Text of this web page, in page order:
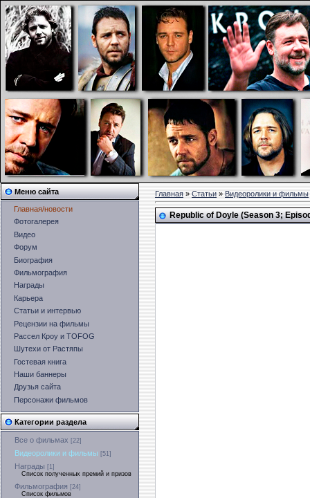
Меню сайта
Главная/новости
Фотогалерея
Видео
Форум
Биография
Фильмография
Награды
Карьера
Статьи и интервью
Рецензии на фильмы
Рассел Кроу и TOFOG
Шутехи от Растяпы
Гостевая книга
Наши баннеры
Друзья сайта
Персонажи фильмов
Категории раздела
Все о фильмах [22]
Видеоролики и фильмы [51]
Награды [1]
Список полученных премий и призов
Фильмография [24]
Список фильмов
Главная»Статьи»Видеоролики и фильмы
Republic of Doyle (Season 3;